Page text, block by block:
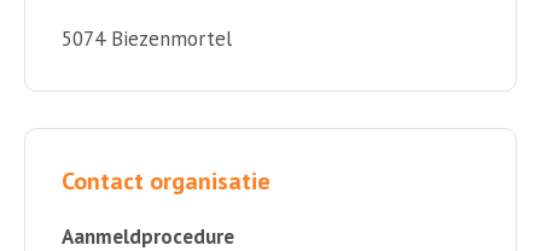
5074 Biezenmortel
Contact organisatie
Aanmeldprocedure